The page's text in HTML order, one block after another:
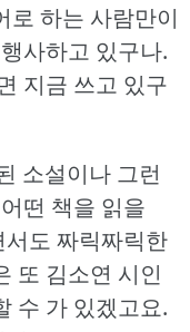
로 하는 사람만이
사하고 있구나.
지금 쓰고 있구
소설이나 그런
떤 책을 읽을
도 짜릭짜릭한
또 김소연 시인
수 가 있겠고요.